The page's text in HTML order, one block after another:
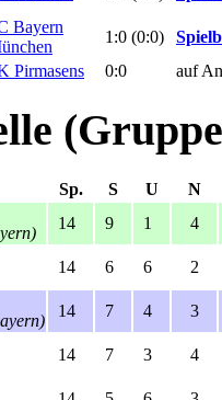
Bayern
1:0 (0:0)
Pirmasens 0:0 auf
Sp. S U
N
14 9 1 4
14 6 6 2
14 7 4 3
14 7 3 4